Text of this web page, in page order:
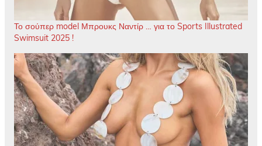
Το σούπερ model Μπρουκς Ναντίρ … για το Sports Illustrated
Swimsuit 2025 !